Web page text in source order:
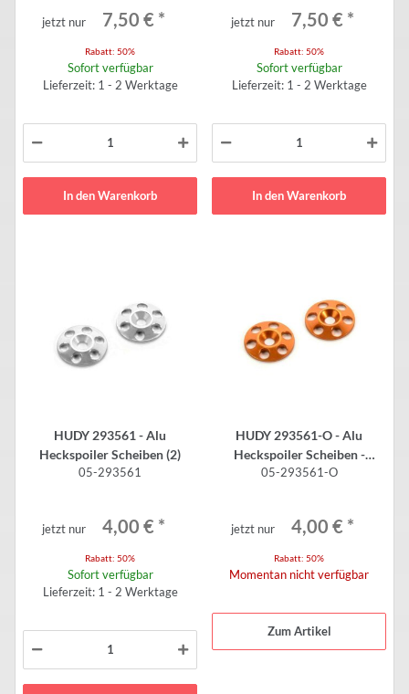
jetzt nur 7,50 € *
Rabatt: 50%
Sofort verfügbar
Lieferzeit: 1 - 2 Werktage
In den Warenkorb
jetzt nur 7,50 € *
Rabatt: 50%
Sofort verfügbar
Lieferzeit: 1 - 2 Werktage
In den Warenkorb
HUDY 293561 - Alu
Heckspoiler Scheiben (2)
05-293561
jetzt nur 4,00 € *
Rabatt: 50%
Sofort verfügbar
Lieferzeit: 1 - 2 Werktage
HUDY 293561-O - Alu
Heckspoiler Scheiben -
Orange (2)
05-293561-O
jetzt nur 4,00 € *
Rabatt: 50%
Momentan nicht verfügbar
Zum Artikel